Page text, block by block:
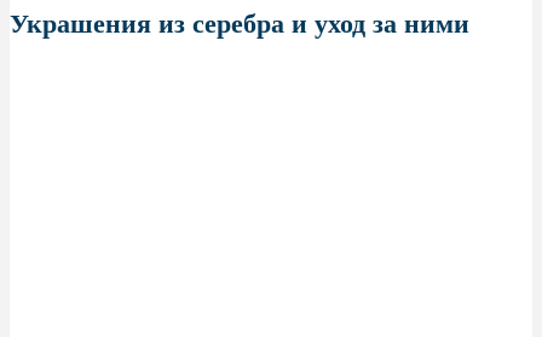
Украшения из серебра и уход за ними